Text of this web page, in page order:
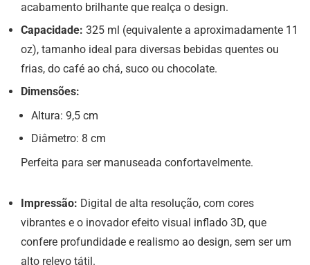
acabamento brilhante que realça o design.
Capacidade: 325 ml (equivalente a aproximadamente 11
oz), tamanho ideal para diversas bebidas quentes ou
frias, do café ao chá, suco ou chocolate.
Dimensões:
Altura: 9,5 cm
Diâmetro: 8 cm
Perfeita para ser manuseada confortavelmente.
Impressão: Digital de alta resolução, com cores
vibrantes e o inovador efeito visual inflado 3D, que
confere profundidade e realismo ao design, sem ser um
alto relevo tátil.